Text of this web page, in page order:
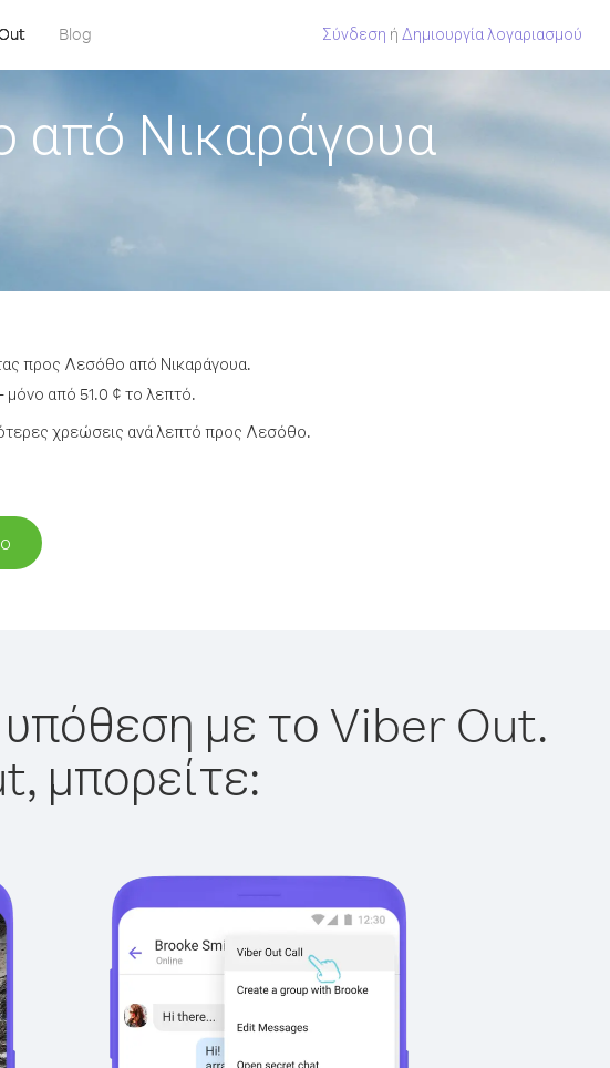
Blog Σύνδεση ή Δημιουργία λογαριασμού
από Νικαράγουα
προς Λεσόθο από Νικαράγουα.
από 51.0 ¢ το λεπτό.
χρεώσεις ανά λεπτό προς Λεσόθο.
με το Viber Out.
μπορείτε: